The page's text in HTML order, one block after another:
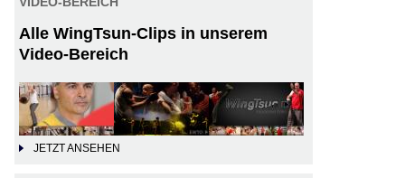
Alle WingTsun-Clips in unserem
Video-Bereich
JETZT ANSEHEN